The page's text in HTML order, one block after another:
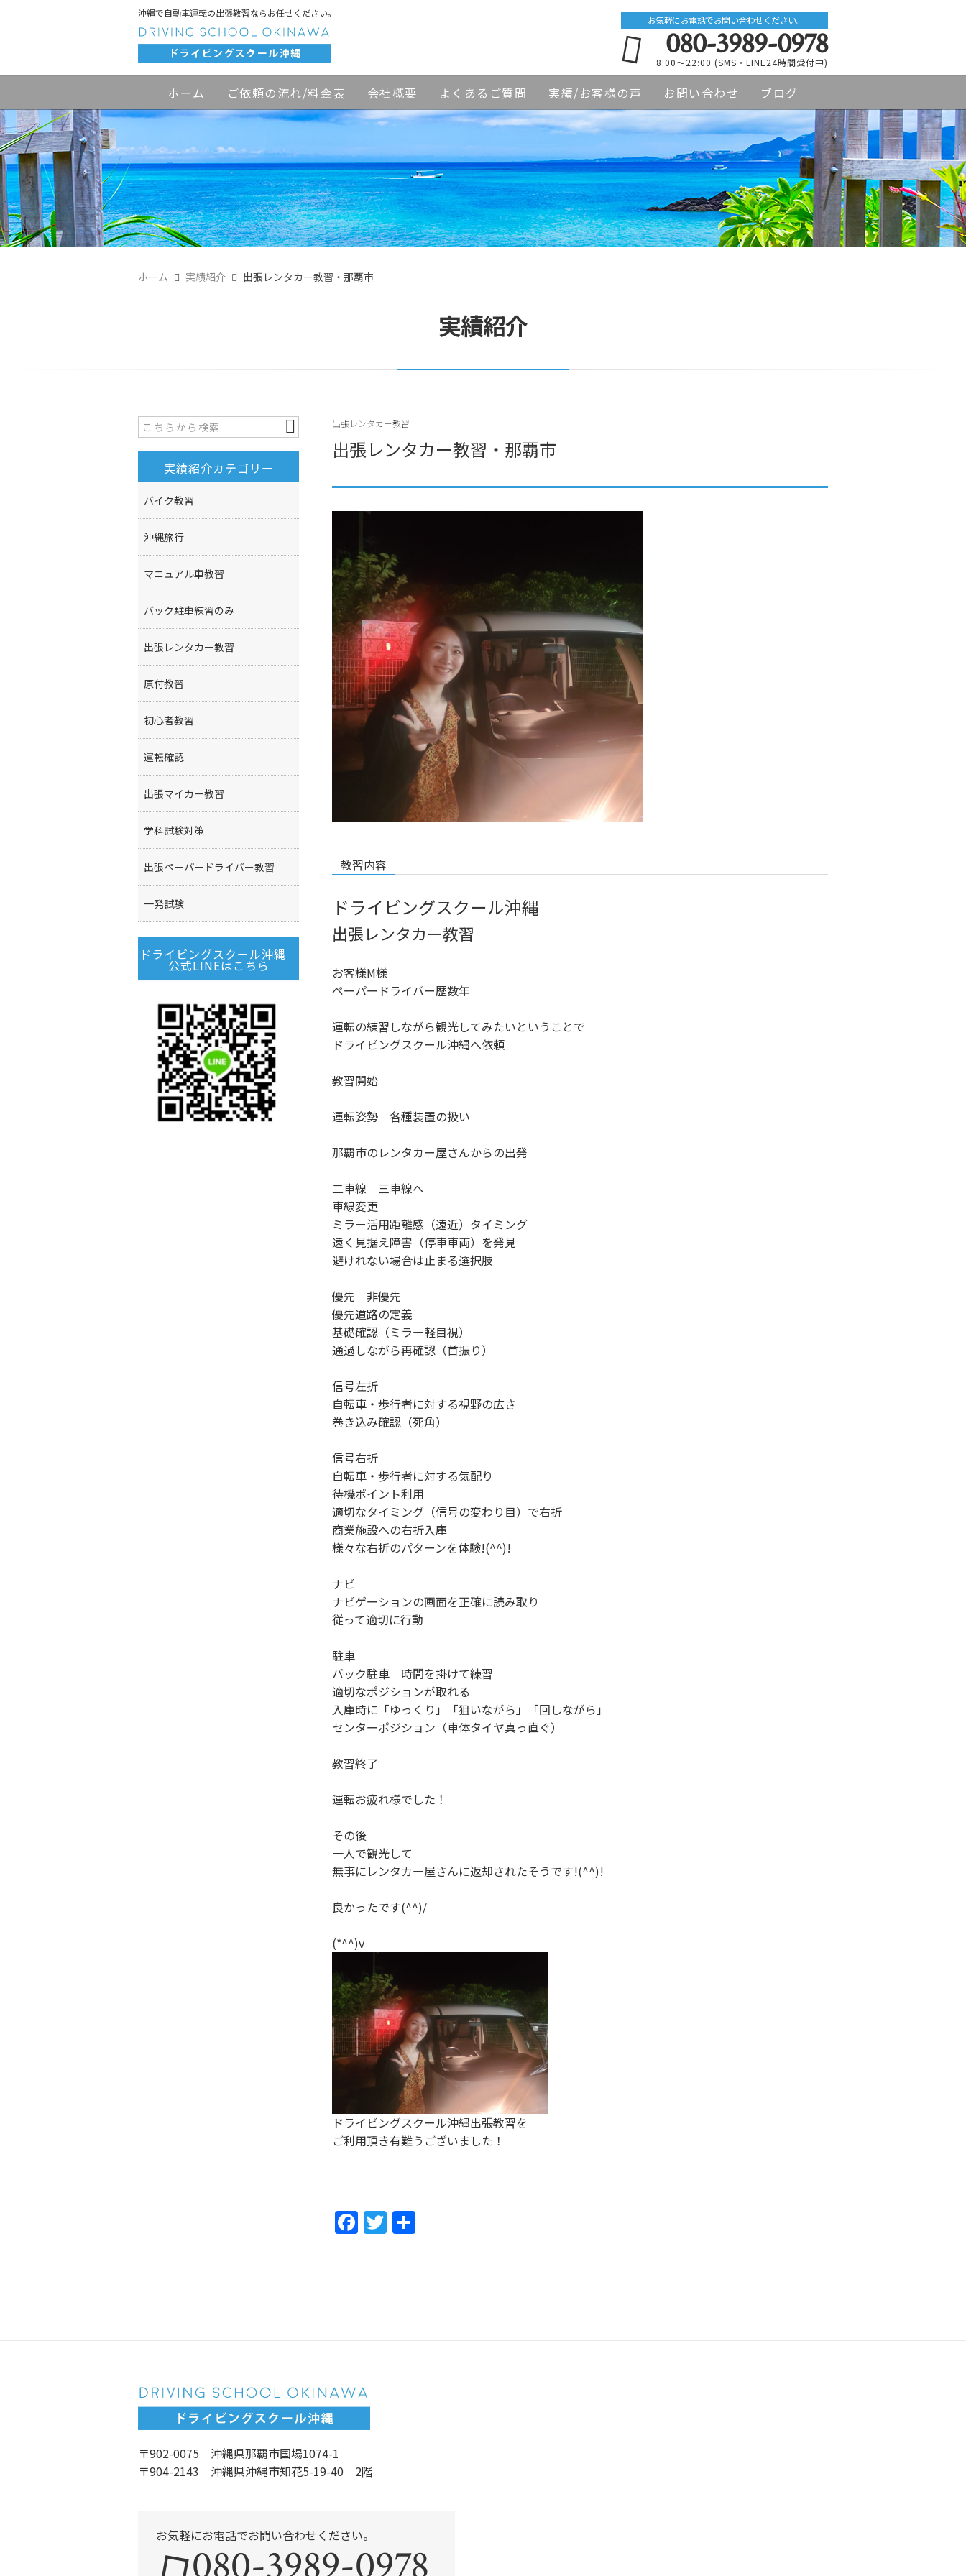
沖縄で自動車運転の出張教習ならお任せください。
お気軽にお電話でお問い合わせください。
080-3989-0978
8:00～22:00 (SMS・LINE24時間受付中)
ホーム ご依頼の流れ/料金表 会社概要 よくあるご質問 実績/お客様の声 お問い合わせ ブログ
ホーム 実績紹介 出張レンタカー教習・那覇市
実績紹介
出張レンタカー教習
出張レンタカー教習・那覇市
教習内容
ドライビングスクール沖縄
出張レンタカー教習
お客様M様
ペーパードライバー歴数年
運転の練習しながら観光してみたいということで
ドライビングスクール沖縄へ依頼
教習開始
運転姿勢 各種装置の扱い
那覇市のレンタカー屋さんからの出発
二車線 三車線へ
車線変更
ミラー活用距離感（遠近）タイミング
遠く見据え障害（停車車両）を発見
避けれない場合は止まる選択肢
優先 非優先
優先道路の定義
基礎確認（ミラー軽目視）
通過しながら再確認（首振り）
信号左折
自転車・歩行者に対する視野の広さ
巻き込み確認（死角）
信号右折
自転車・歩行者に対する気配り
待機ポイント利用
適切なタイミング（信号の変わり目）で右折
商業施設への右折入庫
様々な右折のパターンを体験!(^^)!
ナビ
ナビゲーションの画面を正確に読み取り
従って適切に行動
駐車
バック駐車 時間を掛けて練習
適切なポジションが取れる
入庫時に「ゆっくり」「狙いながら」「回しながら」
センターポジション（車体タイヤ真っ直ぐ）
教習終了
運転お疲れ様でした！
その後
一人で観光して
無事にレンタカー屋さんに返却されたそうです!(^^)!
良かったです(^^)/
(*^^)v
ドライビングスクール沖縄出張教習を
ご利用頂き有難うございました！
F
k
T
実績紹介カテゴリー
バイク教習
沖縄旅行
マニュアル車教習
バック駐車練習のみ
出張レンタカー教習
原付教習
初心者教習
運転確認
出張マイカー教習
学科試験対策
出張ペーパードライバー教習
一発試験
ドライビングスクール沖縄
公式LINEはこちら
〒902-0075 沖縄県那覇市国場1074-1
〒904-2143 沖縄県沖縄市知花5-19-40 2階
お気軽にお電話でお問い合わせください。